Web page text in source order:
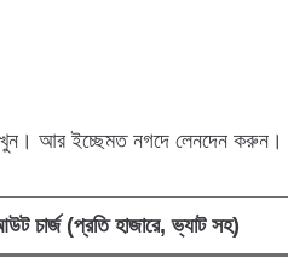
আর ইচ্ছেমত নগদে লেনদেন করুন।
চার্জ (প্রতি হাজারে, ভ্যাট সহ)